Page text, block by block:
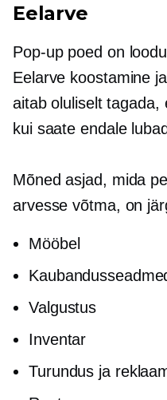
Eelarve
Pop-uppoed on
Eelarve koostamine
aitab oluliselt tagada,
kui saate endale
Mõned asjad, mida
arvesse võtma, on
Mööbel
Valgustus
Inventar
Turundus ja